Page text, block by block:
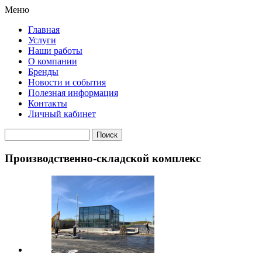
Меню
Главная
Услуги
Наши работы
О компании
Бренды
Новости и события
Полезная информация
Контакты
Личный кабинет
Производственно-складской комплекс